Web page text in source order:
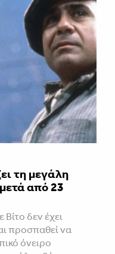
τη μεγάλη
από 23
δεν έχει
προσπαθεί να
όνειρο